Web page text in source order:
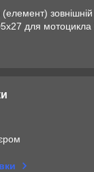
(елемент)
для